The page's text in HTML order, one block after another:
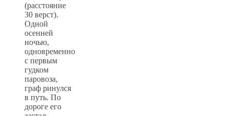
(расстояние
30 верст).
Одной
осенней
ночью,
одновременно
с первым
гудком
паровоза,
граф ринулся
в путь. По
дороге его